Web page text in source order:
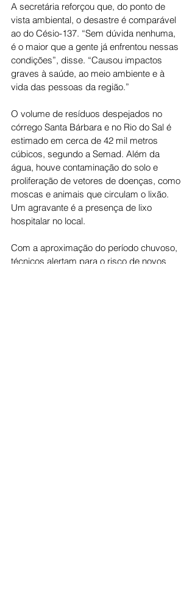
A secretária reforçou que, do ponto de
vista ambiental, o desastre é comparável
ao do Césio-137. “Sem dúvida nenhuma,
é o maior que a gente já enfrentou nessas
condições”, disse. “Causou impactos
graves à saúde, ao meio ambiente e à
vida das pessoas da região.”
O volume de resíduos despejados no
córrego Santa Bárbara e no Rio do Sal é
estimado em cerca de 42 mil metros
cúbicos, segundo a Semad. Além da
água, houve contaminação do solo e
proliferação de vetores de doenças, como
moscas e animais que circulam o lixão.
Um agravante é a presença de lixo
hospitalar no local.
Com a aproximação do período chuvoso,
técnicos alertam para o risco de novos